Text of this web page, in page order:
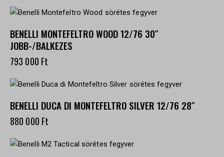
BENELLI MONTEFELTRO WOOD 12/76 30″
JOBB-/BALKEZES
793 000 Ft
BENELLI DUCA DI MONTEFELTRO SILVER 12/76 28″
880 000 Ft